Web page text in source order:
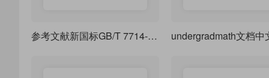
参考文献新国标GB/T 7714-2025的biblatx实现及其测试与反馈